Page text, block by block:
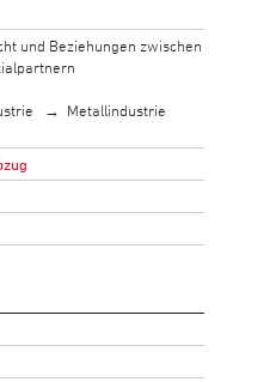
und Beziehungen zwischen
Metallindustrie